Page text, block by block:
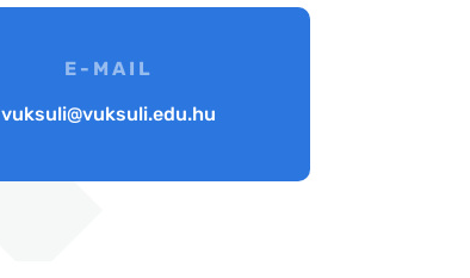
E-MAIL
vuksuli@vuksuli.edu.hu